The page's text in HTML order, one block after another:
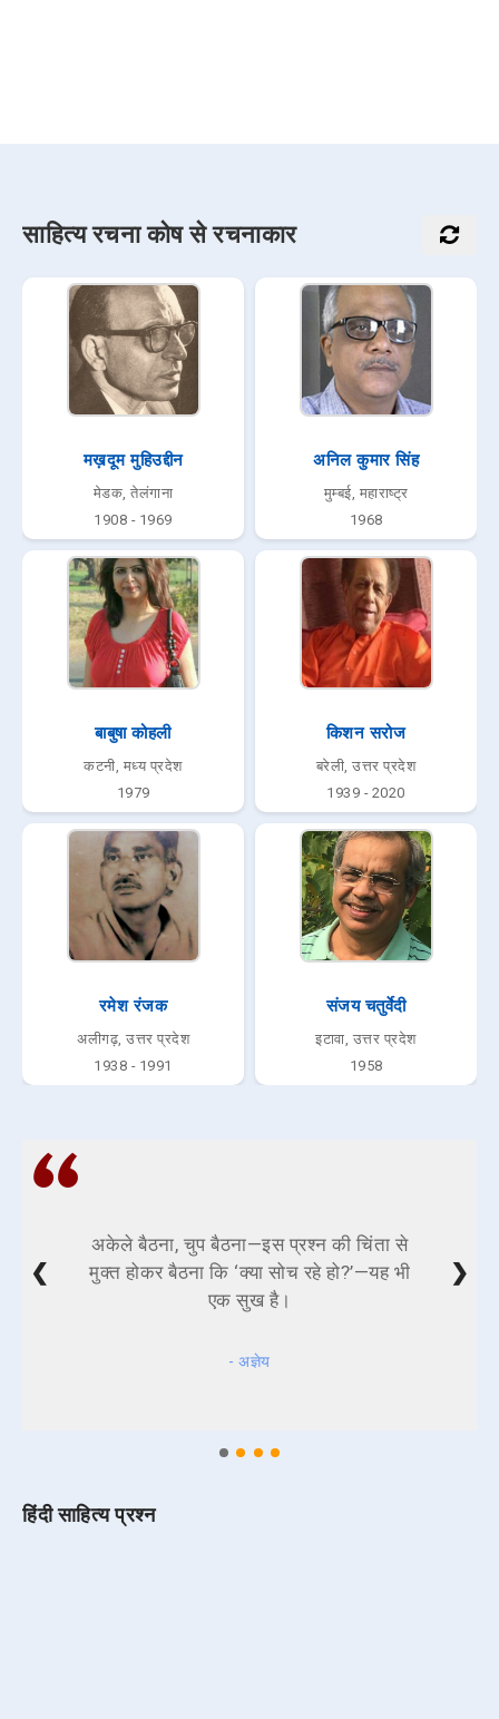
साहित्य रचना कोष से रचनाकार
मख़दूम मुहिउद्दीन
मेडक, तेलंगाना
1908 - 1969
अनिल कुमार सिंह
मुम्बई, महाराष्ट्र
1968
बाबुषा कोहली
कटनी, मध्य प्रदेश
1979
किशन सरोज
बरेली, उत्तर प्रदेश
1939 - 2020
रमेश रंजक
अलीगढ़, उत्तर प्रदेश
1938 - 1991
संजय चतुर्वेदी
इटावा, उत्तर प्रदेश
1958
अकेले बैठना, चुप बैठना—इस प्रश्न की चिंता से
मुक्त होकर बैठना कि ‘क्या सोच रहे हो?’—यह भी
एक सुख है।
- अज्ञेय
❮ ❯
हिंदी साहित्य प्रश्न